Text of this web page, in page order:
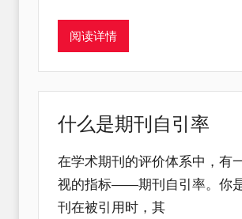
阅读详情
什么是期刊自引率
在学术期刊的评价体系中，有
视的指标——期刊自引率。你
刊在被引用时，其